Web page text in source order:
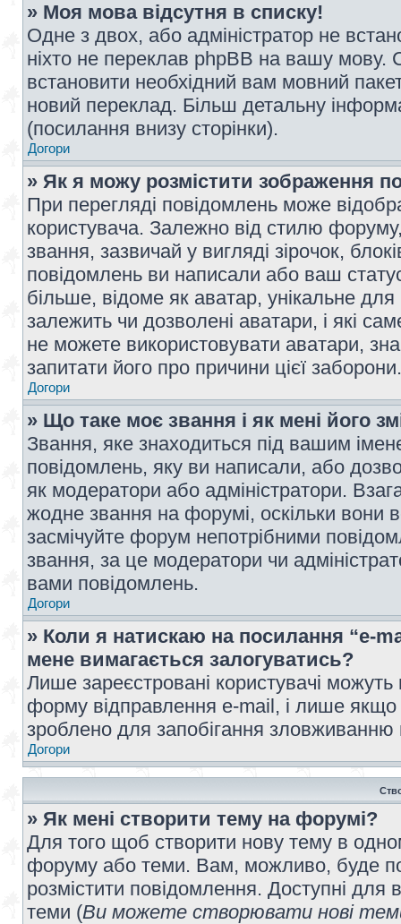
» Моя мова відсутня в списку!
Одне з двох, або адміністратор не
ніхто не переклав phpBB на вашу мову.
встановити необхідний вам мовний
новий переклад. Більш детальну
(посилання внизу сторінки).
Догори
» Як я можу розмістити зображення
При перегляді повідомлень може
користувача. Залежно від стилю
звання, зазвичай у вигляді зірочок,
повідомлень ви написали або ваш
більше, відоме як аватар, унікальне
залежить чи дозволені аватари, і які
не можете використовувати аватари,
запитати його про причини цієї заборони.
Догори
» Що таке моє звання і як мені його
Звання, яке знаходиться під вашим
повідомлень, яку ви написали, або
як модератори або адміністратори.
жодне звання на форумі, оскільки вони
засмічуйте форум непотрібними
звання, за це модератори чи
вами повідомлень.
Догори
» Коли я натискаю на посилання “e-
мене вимагається залогуватись?
Лише зареєстровані користувачі
форму відправлення e-mail, і лише
зроблено для запобігання
Догори
» Як мені створити тему на форумі?
Для того щоб створити нову тему в
форуму або теми. Вам, можливо, буде
розмістити повідомлення. Доступні для
теми (Ви можете створювати нові